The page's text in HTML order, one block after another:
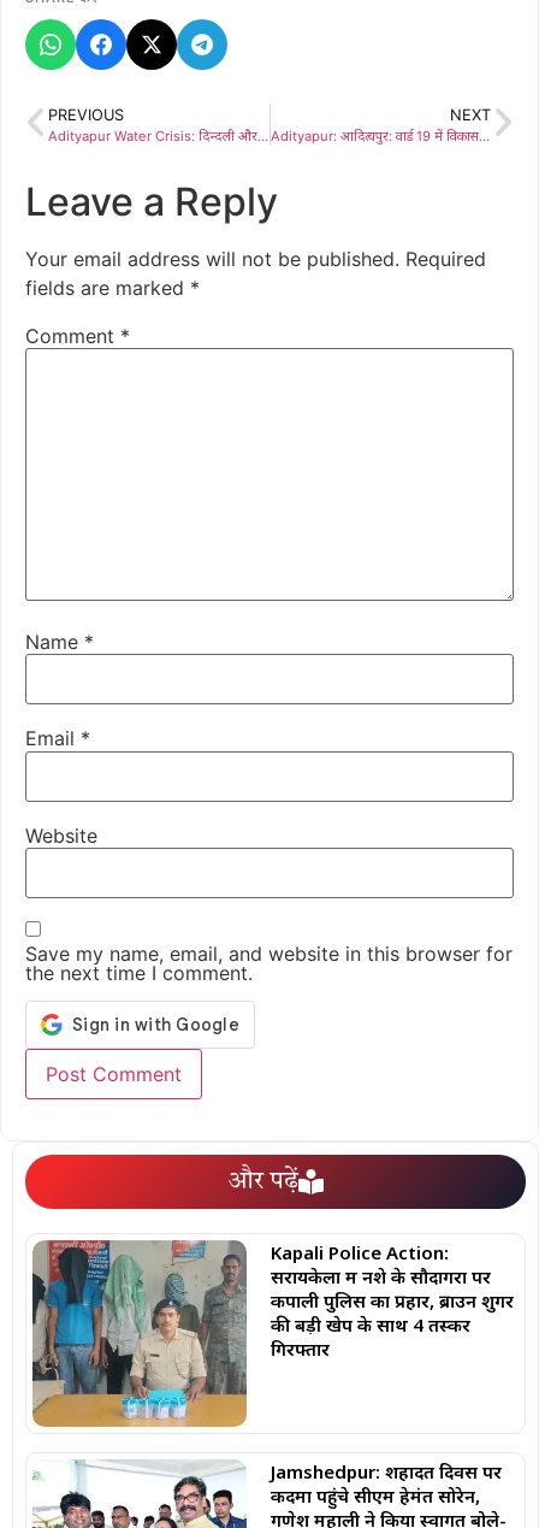
PREVIOUS
Adityapur Water Crisis: दिन्दली और कोचा कुली बस्ती में पानी की किल्लत होगी दूर, उपनगर आयुक्त पारुल सिंह के निरीक्षण के बाद 7 लाख की योजना पर तैयारी ,बिछेगी अतिरिक्त पाइपलाइन; नगर निगम भेजेगा टैंकर
NEXT
Adityapur: आदित्यपुर: वार्ड 19 में विकास की लहर, डिप्टी मेयर अंकुर सिंह और पार्षद बिजेश सिंह ने किया ₹17.84 लाख की योजनाओं का शिलान्यास
Leave a Reply
Your email address will not be published. Required
fields are marked *
Comment *
Name *
Email *
Website
Save my name, email, and website in this browser for
the next time I comment.
और पढ़ें
Kapali Police Action:
सरायकेला में नशे के सौदागरों पर
कपाली पुलिस का प्रहार, ब्राउन शुगर
की बड़ी खेप के साथ 4 तस्कर
गिरफ्तार
Jamshedpur: शहादत दिवस पर
कदमा पहुंचे सीएम हेमंत सोरेन,
गणेश महाली ने किया स्वागत बोले-